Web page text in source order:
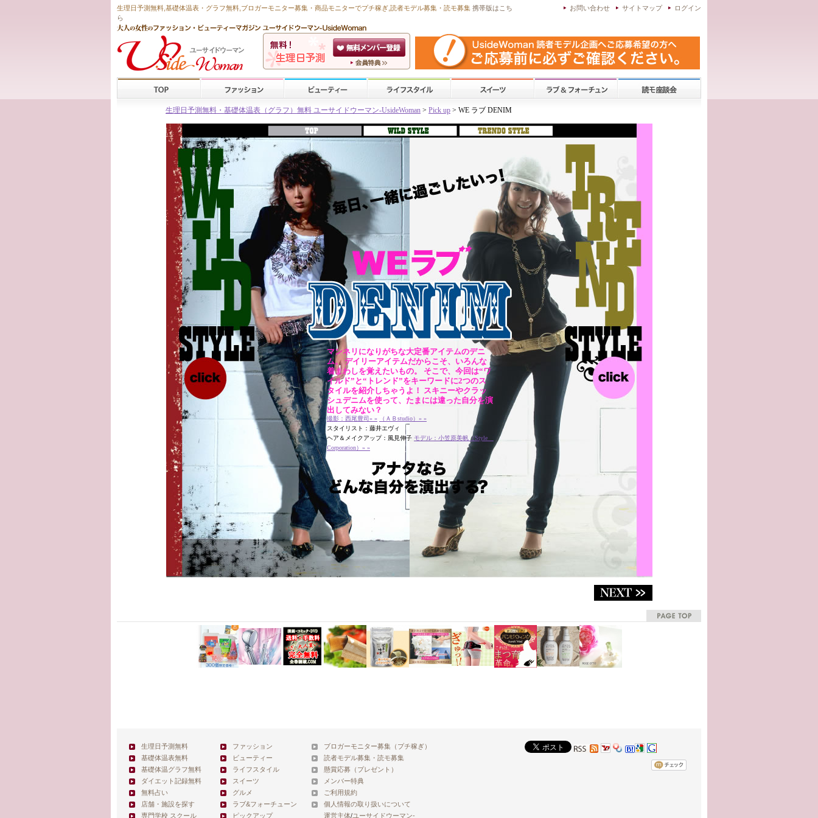
生理日予測無料 基礎体温表・グラフ無料 ,ブロガーモニター募集・商品モニターでプチ稼ぎ ,読者モデル募集・ 読モ募集 携帯版はこち
ら
ログイン
サイトマップ
お問い合わせ
生理日予測無料・基礎体温表（グラフ）無料 ユーサイドウーマン-UsideWoman > Pick up > WE ラブ DENIM
マンネリになりがちな大定番アイテムのデニ
ム。 デイリーアイテムだからこそ、いろんな
着まわしを覚えたいもの。 そこで、今回は“ワ
イルド”と“トレンド”をキーワードに2つのス
タイルを紹介しちゃうよ！ スキニーやクラッ
シュデニムを使って、たまには違った自分を演
出してみない？
撮影：西尾豊司» »
（ＡＢstudio）» »
スタイリスト：藤井エヴィ
ヘア＆メイクアップ：風見伸子 モデル：小笠原美帆（Style
Corporation）» »
生理日予測無料
基礎体温表無料
基礎体温グラフ無料
ダイエット記録無料
無料占い
店舗・施設を探す
専門学校 スクール
ファッション
ビューティー
ライフスタイル
スイーツ
グルメ
ラブ&フォーチューン
ピックアップ
ブロガーモニター募集（プチ稼ぎ）
読者モデル募集・読モ募集
懸賞応募（プレゼント）
メンバー特典
ご利用規約
個人情報の取り扱いについて
運営主体/ユーサイドウーマン-